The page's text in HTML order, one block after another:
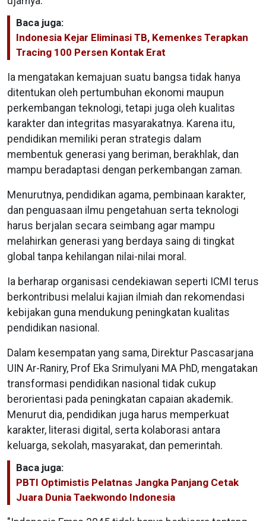
Baca juga:
Indonesia Kejar Eliminasi TB, Kemenkes Terapkan
Tracing 100 Persen Kontak Erat
Ia mengatakan kemajuan suatu bangsa tidak hanya
ditentukan oleh pertumbuhan ekonomi maupun
perkembangan teknologi, tetapi juga oleh kualitas
karakter dan integritas masyarakatnya. Karena itu,
pendidikan memiliki peran strategis dalam
membentuk generasi yang beriman, berakhlak, dan
mampu beradaptasi dengan perkembangan zaman.
Menurutnya, pendidikan agama, pembinaan karakter,
dan penguasaan ilmu pengetahuan serta teknologi
harus berjalan secara seimbang agar mampu
melahirkan generasi yang berdaya saing di tingkat
global tanpa kehilangan nilai-nilai moral.
Ia berharap organisasi cendekiawan seperti ICMI terus
berkontribusi melalui kajian ilmiah dan rekomendasi
kebijakan guna mendukung peningkatan kualitas
pendidikan nasional.
Dalam kesempatan yang sama, Direktur Pascasarjana
UIN Ar-Raniry, Prof Eka Srimulyani MA PhD, mengatakan
transformasi pendidikan nasional tidak cukup
berorientasi pada peningkatan capaian akademik.
Menurut dia, pendidikan juga harus memperkuat
karakter, literasi digital, serta kolaborasi antara
keluarga, sekolah, masyarakat, dan pemerintah.
Baca juga:
PBTI Optimistis Pelatnas Jangka Panjang Cetak
Juara Dunia Taekwondo Indonesia